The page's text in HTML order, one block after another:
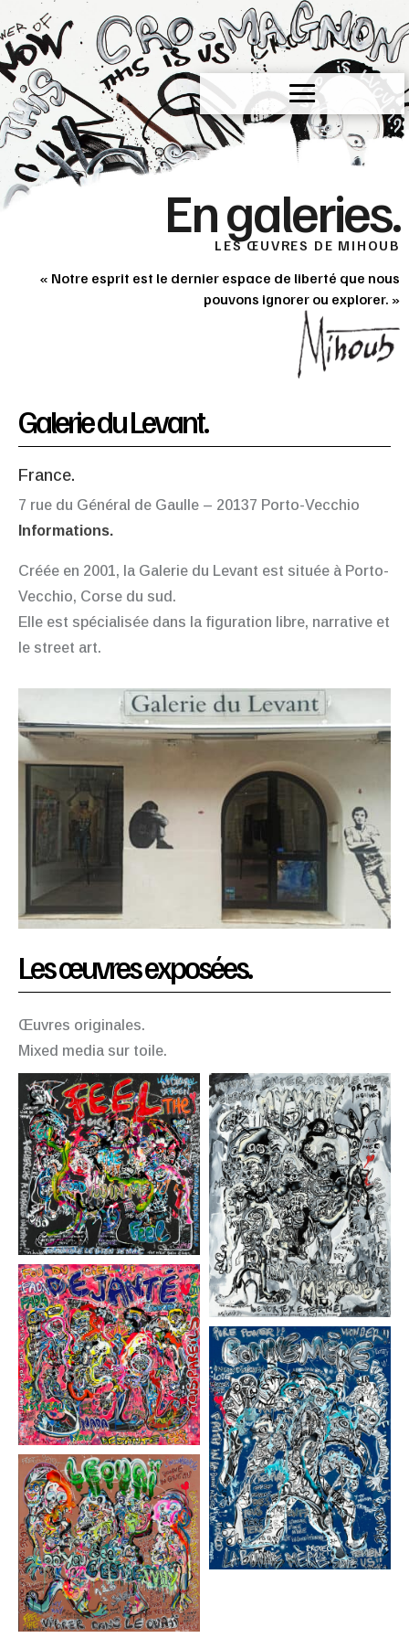
En galeries.
LESŒUVRES DE MIHOUB
« Notre esprit est le dernier espace de liberté que nous
pouvons ignorer ou explorer. »
Galerie du Levant.
France.
7 rue du Général de Gaulle – 20137 Porto-Vecchio
Informations.
Créée en 2001, la Galerie du Levant est située à Porto-
Vecchio, Corse du sud.
Elle est spécialisée dans la figuration libre, narrative et
le street art.
Les œuvres exposées.
Œuvres originales.
Mixed media sur toile.